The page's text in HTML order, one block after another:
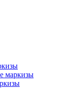
маркизы